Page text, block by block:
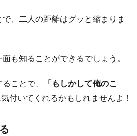
、二人の距離はグッと縮まりま
も知ることができるでしょう。
ことで、
「もしかして俺のこ
付いてくれるかもしれませんよ！